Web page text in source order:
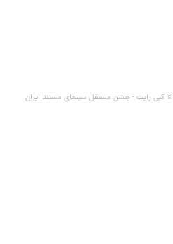
© کپی رایت - جشن مستقل سینمای مستند ایران